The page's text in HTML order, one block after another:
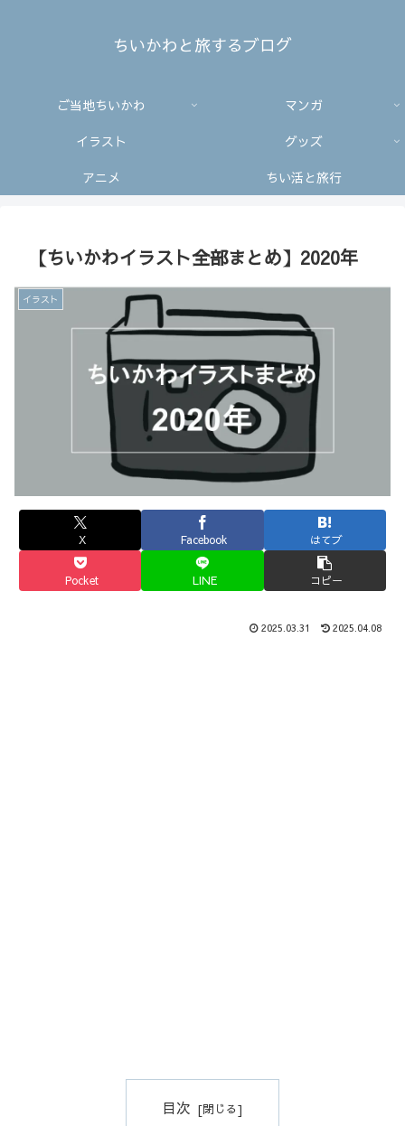
ちいかわと旅するブログ
ご当地ちいかわ
マンガ
イラスト
グッズ
アニメ
ちい活と旅行
【ちいかわイラスト全部まとめ】2020年
イラスト
X Facebook はてブ
Pocket LINE コピー
2025.03.31 2025.04.08
目次